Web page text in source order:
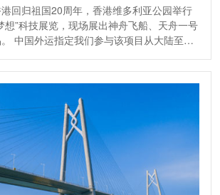
回归祖国20周年，香港维多利亚公园举行
想”科技展览，现场展出神舟飞船、天舟一号
中国外运指定我们参与该项目从大陆至香